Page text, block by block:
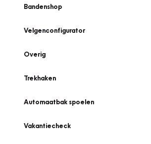
Bandenshop
Velgenconfigurator
Overig
Trekhaken
Automaatbak spoelen
Vakantiecheck